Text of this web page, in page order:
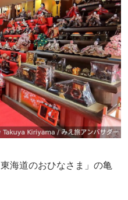
海道のおひなさま」の亀